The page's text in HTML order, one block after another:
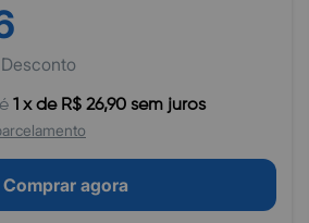
1 x de R$ 26,90 sem juros
Comprar agora